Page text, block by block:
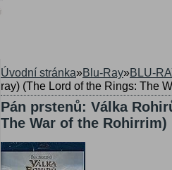
Úvodní stránka»Blu-Ray»BLU-
ray) (The Lord of the Rings: The
Pán prstenů: Válka
The War of the Rohirrim)